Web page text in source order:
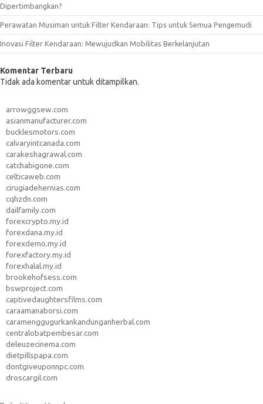
Dipertimbangkan?
Perawatan Musiman untuk Filter Kendaraan: Tips untuk Semua Pengemudi
Inovasi Filter Kendaraan: Mewujudkan Mobilitas Berkelanjutan
Komentar Terbaru
Tidak ada komentar untuk ditampilkan.
arrowggsew.com
asianmanufacturer.com
bucklesmotors.com
calvaryintcanada.com
carakeshagrawal.com
catchabigone.com
celticaweb.com
cirugiadehernias.com
cqhzdn.com
dailfamily.com
forexcrypto.my.id
forexdana.my.id
forexdemo.my.id
forexfactory.my.id
forexhalal.my.id
brookehofsess.com
bswproject.com
captivedaughtersfilms.com
caraamanaborsi.com
caramenggugurkankandunganherbal.com
centralobatpembesar.com
deleuzecinema.com
dietpillspapa.com
dontgiveuponnpc.com
droscargil.com